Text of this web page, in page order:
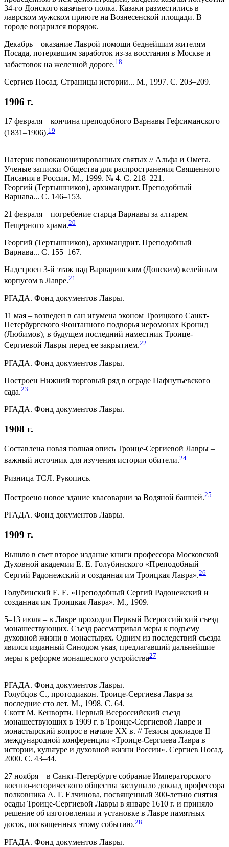
34-го Донского казачьего полка. Казаки разместились в
лаврском мужском приюте на Вознесенской площади. В
городе воцарился порядок.
Декабрь – оказание Лаврой помощи беднейшим жителям
Посада, потерявшим заработок из-за восстания в Москве и
забастовок на железной дороге.18
Сергиев Посад. Страницы истории... М., 1997. С. 203–209.
1906 г.
17 февраля – кончина преподобного Варнавы Гефсиманского
(1831–1906).19
Патерик новоканонизированных святых // Альфа и Омега.
Ученые записки Общества для распространения Священного
Писания в России. М., 1999. № 4. С. 218–221.
Георгий (Тертышников), архимандрит. Преподобный
Варнава... С. 146–153.
21 февраля – погребение старца Варнавы за алтарем
Пещерного храма.20
Георгий (Тертышников), архимандрит. Преподобный
Варнава... С. 155–167.
Надстроен 3-й этаж над Варваринским (Донским) келейным
корпусом в Лавре.21
РГАДА. Фонд документов Лавры.
11 мая – возведен в сан игумена эконом Троицкого Санкт-
Петербургского Фонтанного подворья иеромонах Кронид
(Любимов), в будущем последний наместник Троице-
Сергиевой Лавры перед ее закрытием.22
РГАДА. Фонд документов Лавры.
Построен Нижний торговый ряд в ограде Пафнутьевского
сада.23
РГАДА. Фонд документов Лавры.
1908 г.
Составлена новая полная опись Троице-Сергиевой Лавры –
важный источник для изучения истории обители.24
Ризница ТСЛ. Рукопись.
Построено новое здание квасоварни за Водяной башней.25
РГАДА. Фонд документов Лавры.
1909 г.
Вышло в свет второе издание книги профессора Московской
Духовной академии Е. Е. Голубинского «Преподобный
Сергий Радонежский и созданная им Троицкая Лавра».26
Голубинский Е. Е. «Преподобный Сергий Радонежский и
созданная им Троицкая Лавра». М., 1909.
5–13 июля – в Лавре проходил Первый Всероссийский съезд
монашествующих. Съезд рассматривал меры к подъему
духовной жизни в монастырях. Одним из последствий съезда
явился изданный Синодом указ, предлагавший дальнейшие
меры к реформе монашеского устройства27
РГАДА. Фонд документов Лавры.
Голубцов С., протодиакон. Троице-Сергиева Лавра за
последние сто лет. М., 1998. С. 64.
Скотт М. Кенворти. Первый Всероссийский съезд
монашествующих в 1909 г. в Троице-Сергиевой Лавре и
монастырский вопрос в начале XX в. // Тезисы докладов II
международной конференции «Троице-Сергиева Лавра в
истории, культуре и духовной жизни России». Сергиев Посад,
2000. С. 43–44.
27 ноября – в Санкт-Петербурге собрание Императорского
военно-исторического общества заслушало доклад профессора
полковника А. Г. Елчинова, посвященный 300-летию снятия
осады Троице-Сергиевой Лавры в январе 1610 г. и приняло
решение об изготовлении и установке в Лавре памятных
досок, посвященных этому событию.28
РГАДА. Фонд документов Лавры.